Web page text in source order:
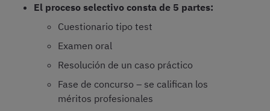
El proceso selectivo consta de 5 partes:
Cuestionario tipo test
Examen oral
Resolución de un caso práctico
Fase de concurso – se califican los
méritos profesionales